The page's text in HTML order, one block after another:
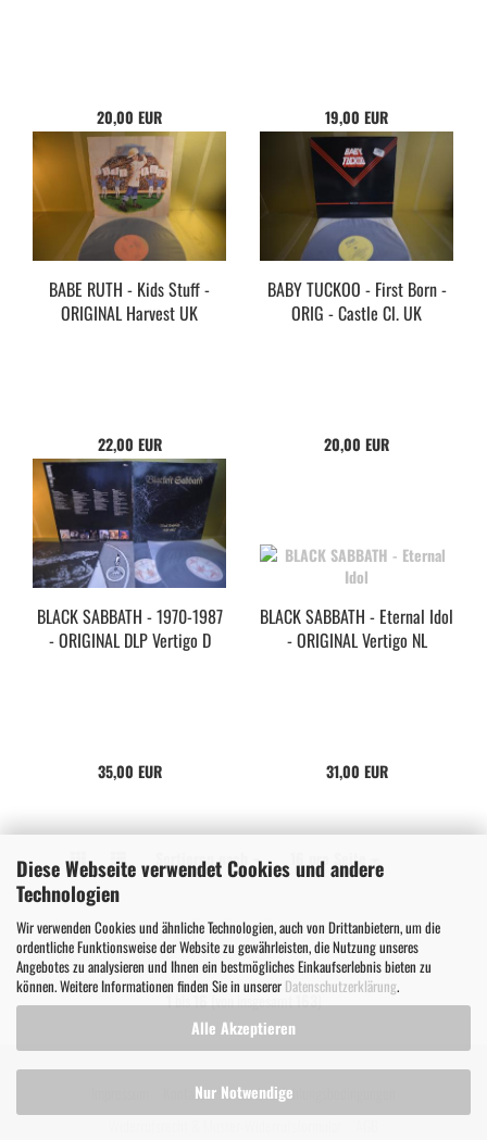
Diese Webseite verwendet Cookies und andere
Technologien
Wir verwenden Cookies und ähnliche Technologien, auch von Drittanbietern, um die
ordentliche Funktionsweise der Website zu gewährleisten, die Nutzung unseres
Angebotes zu analysieren und Ihnen ein bestmögliches Einkaufserlebnis bieten zu
können. Weitere Informationen finden Sie in unserer Datenschutzerklärung.
Alle Akzeptieren
Nur Notwendige
20,00 EUR 19,00 EUR
BABE RUTH - Kids Stuff -
ORIGINAL Harvest UK
22,00 EUR
BABY TUCKOO - First Born -
ORIG - Castle Cl. UK
20,00 EUR
BLACK SABBATH - 1970-1987
- ORIGINAL DLP Vertigo D
35,00 EUR
BLACK SABBATH - Eternal Idol
- ORIGINAL Vertigo NL
31,00 EUR
Sortieren nach
Sortieren nach 16 pro Seite
pro Seite
1 2 3 4 ... 11 »
1bis16(von insgesamt163)
Kontakt
Versand- & Zahlungsbedingungen